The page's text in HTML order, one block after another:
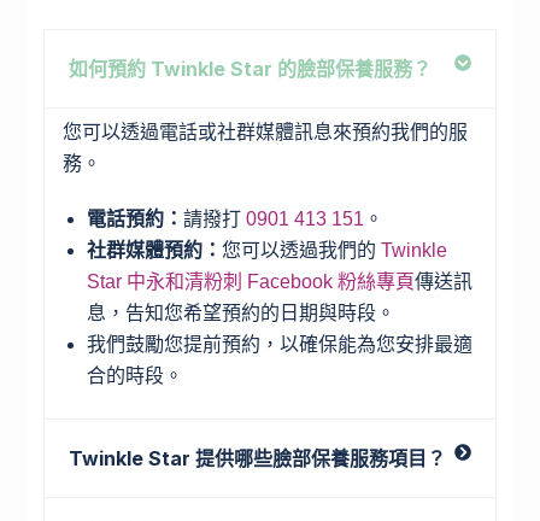
如何預約 Twinkle Star 的臉部保養服務？
您可以透過電話或社群媒體訊息來預約我們的服
務。
電話預約：請撥打0901 413 151 。
社群媒體預約：您可以透過我們的Twinkle
Star 中永和清粉刺 Facebook 粉絲專頁傳送訊
息，告知您希望預約的日期與時段。
我們鼓勵您提前預約，以確保能為您安排最適
合的時段。
Twinkle Star 提供哪些臉部保養服務項目？